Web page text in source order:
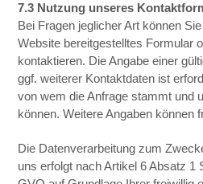
7.3 Nutzung unseres
Bei Fragen jeglicher Art können
Website bereitgestelltes Formular
kontaktieren. Die Angabe einer
ggf. weiterer Kontaktdaten ist
von wem die Anfrage stammt und
können. Weitere Angaben können
Die Datenverarbeitung zum
uns erfolgt nach Artikel 6 Absatz 1